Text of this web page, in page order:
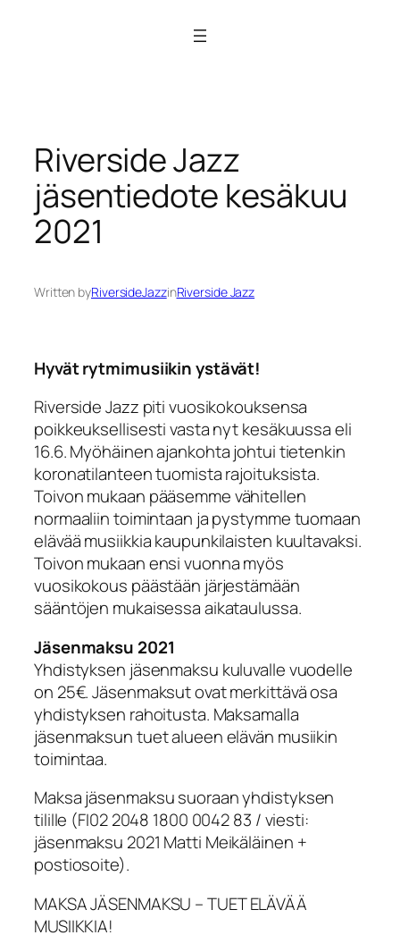
Riverside Jazz
jäsentiedote kesäkuu
2021
Written byRiversideJazzinRiverside Jazz
Hyvät rytmimusiikin ystävät!
Riverside Jazz piti vuosikokouksensa
poikkeuksellisesti vasta nyt kesäkuussa eli
16.6. Myöhäinen ajankohta johtui tietenkin
koronatilanteen tuomista rajoituksista.
Toivon mukaan pääsemme vähitellen
normaaliin toimintaan ja pystymme tuomaan
elävää musiikkia kaupunkilaisten kuultavaksi.
Toivon mukaan ensi vuonna myös
vuosikokous päästään järjestämään
sääntöjen mukaisessa aikataulussa.
Jäsenmaksu 2021
Yhdistyksen jäsenmaksu kuluvalle vuodelle
on 25€. Jäsenmaksut ovat merkittävä osa
yhdistyksen rahoitusta. Maksamalla
jäsenmaksun tuet alueen elävän musiikin
toimintaa.
Maksa jäsenmaksu suoraan yhdistyksen
tilille (FI02 2048 1800 0042 83 / viesti:
jäsenmaksu 2021 Matti Meikäläinen +
postiosoite).
MAKSA JÄSENMAKSU – TUET ELÄVÄÄ
MUSIIKKIA!